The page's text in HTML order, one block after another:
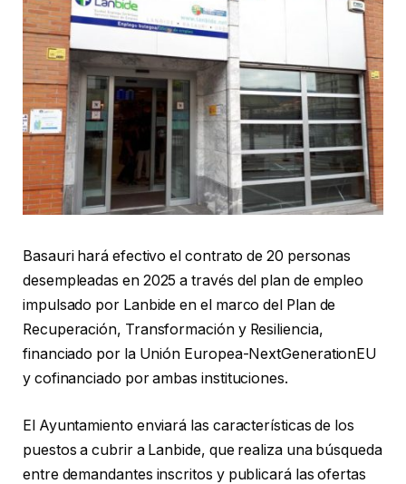
Basauri hará efectivo el contrato de 20 personas
desempleadas en 2025 a través del plan de empleo
impulsado por Lanbide en el marco del Plan de
Recuperación, Transformación y Resiliencia,
financiado por la Unión Europea-NextGenerationEU
y cofinanciado por ambas instituciones.
El Ayuntamiento enviará las características de los
puestos a cubrir a Lanbide, que realiza una búsqueda
entre demandantes inscritos y publicará las ofertas